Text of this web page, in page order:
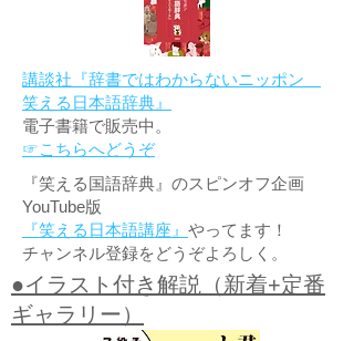
講談社『辞書ではわからないニッポン
笑える日本語辞典』
電子書籍で販売中。
☞こちらへどうぞ
『笑える国語辞典』のスピンオフ企画
YouTube版
『笑える日本語講座』 やってます！
チャンネル登録をどうぞよろしく。
●イラスト付き解説（新着+定番
ギャラリー）